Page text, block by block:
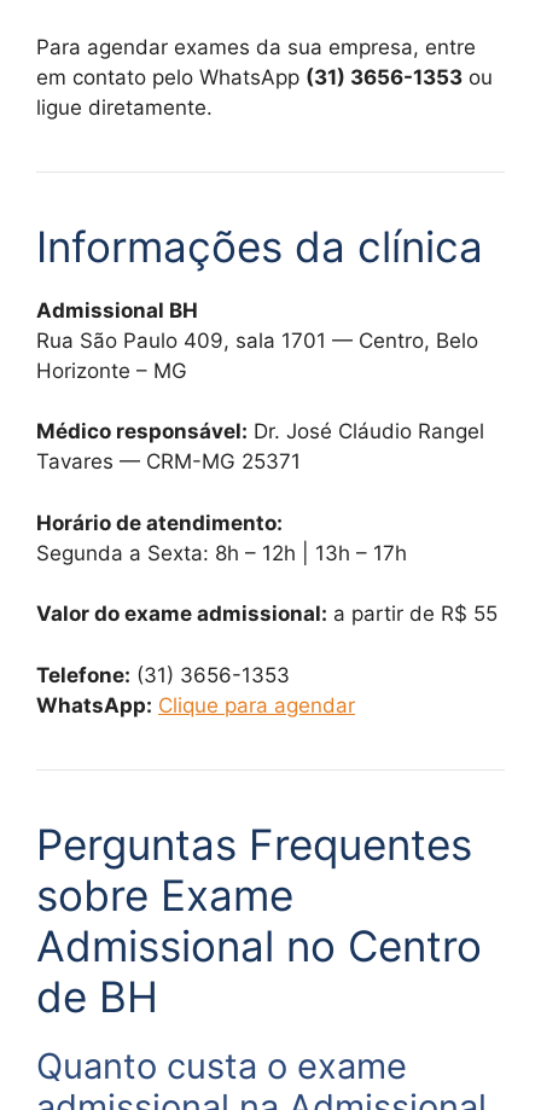
Para agendar exames da sua empresa, entre
em contato pelo WhatsApp (31) 3656-1353 ou
ligue diretamente.
Informações da clínica
Admissional BH
Rua São Paulo 409, sala 1701 — Centro, Belo
Horizonte – MG
Médico responsável: Dr. José Cláudio Rangel
Tavares — CRM-MG 25371
Horário de atendimento:
Segunda a Sexta: 8h – 12h | 13h – 17h
Valor do exame admissional: a partir de R$ 55
Telefone: (31) 3656-1353
WhatsApp: Clique para agendar
Perguntas Frequentes
sobre Exame
Admissional no Centro
de BH
Quanto custa o exame